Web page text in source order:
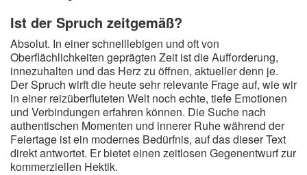
Ist der Spruch zeitgemäß?
Absolut. In einer schnelllebigen und oft von
Oberflächlichkeiten geprägten Zeit ist die Aufforderung,
innezuhalten und das Herz zu öffnen, aktueller denn je.
Der Spruch wirft die heute sehr relevante Frage auf, wie wir
in einer reizüberfluteten Welt noch echte, tiefe Emotionen
und Verbindungen erfahren können. Die Suche nach
authentischen Momenten und innerer Ruhe während der
Feiertage ist ein modernes Bedürfnis, auf das dieser Text
direkt antwortet. Er bietet einen zeitlosen Gegenentwurf zur
kommerziellen Hektik.